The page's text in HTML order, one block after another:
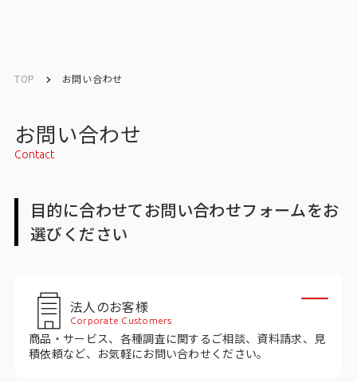
インテージの強み
会社情報トップ
会社概要・所在地
TOP お問い合わせ
お問い合わせ
Contact
目的に合わせてお問い合わせフォームをお
選びください
法人のお客様
Corporate Customers
商品・サービス、各種調査に関するご相談、資料請求、見
積依頼など、お気軽にお問い合わせください。